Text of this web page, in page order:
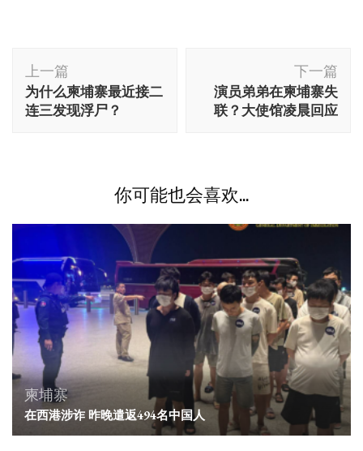
博
文
导
上一篇
为什么柬埔寨最近接二
连三发现浮尸？
下一篇
演员弟弟在柬埔寨失
联？大使馆凌晨回应
你可能也会喜欢...
柬埔寨
在西港涉诈 昨晚遣返494名中国人